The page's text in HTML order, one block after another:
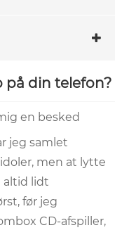
på din telefon?
en besked
jeg samlet
men at lytte
altid lidt
før jeg
CD-afspiller,